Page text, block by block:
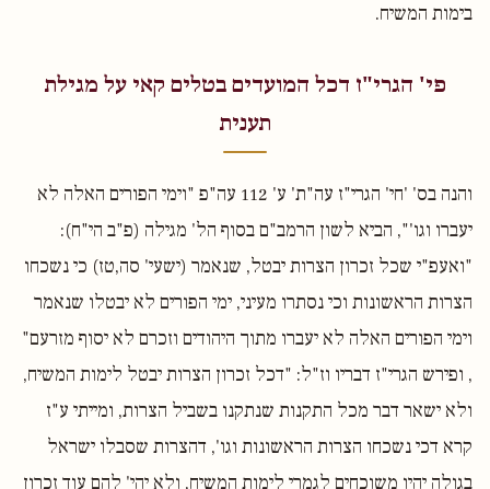
בימות המשיח.
פי' הגרי"ז דכל המועדים בטלים קאי על מגילת
תענית
והנה בס' 'חי' הגרי"ז עה"ת' ע' 112 עה"פ "וימי הפורים האלה לא
יעברו וגו'", הביא לשון הרמב"ם בסוף הל' מגילה (פ"ב הי"ח):
"ואעפ"י שכל זכרון הצרות יבטל, שנאמר (ישעי' סה,טז) כי נשכחו
הצרות הראשונות וכי נסתרו מעיני, ימי הפורים לא יבטלו שנאמר
וימי הפורים האלה לא יעברו מתוך היהודים וזכרם לא יסוף מזרעם"
, ופירש הגרי"ז דבריו וז"ל: "דכל זכרון הצרות יבטל לימות המשיח,
ולא ישאר דבר מכל התקנות שנתקנו בשביל הצרות, ומייתי ע"ז
קרא דכי נשכחו הצרות הראשונות וגו', דהצרות שסבלו ישראל
בגולה יהיו משוכחים לגמרי לימות המשיח, ולא יהי' להם עוד זכרון